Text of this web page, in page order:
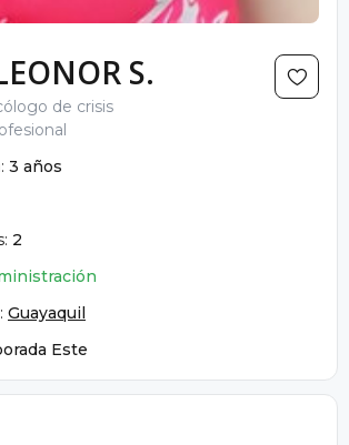
S.
de crisis
3 años
2
Guayaquil
Este